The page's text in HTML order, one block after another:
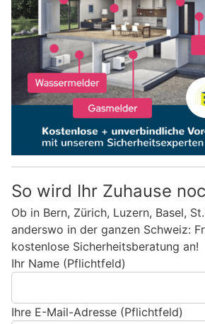
So wird Ihr Zuhause
Ob in Bern, Zürich, Luzern, Basel,
anderswo in der ganzen Schweiz:
kostenlose Sicherheitsberatung an!
Ihr Name (Pflichtfeld)
Ihre E-Mail-Adresse (Pflichtfeld)